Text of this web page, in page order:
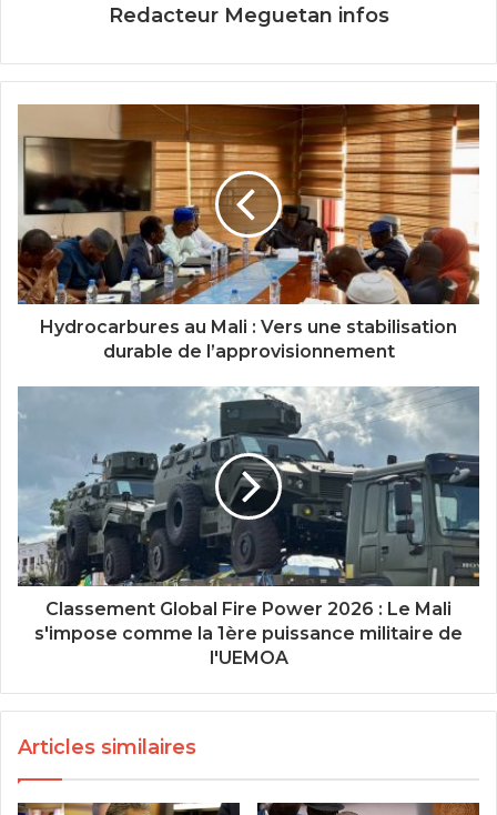
Redacteur Meguetan infos
Hydrocarbures au Mali : Vers une stabilisation
durable de l’approvisionnement
Classement Global Fire Power 2026 : Le Mali
s'impose comme la 1ère puissance militaire de
l'UEMOA
Articles similaires